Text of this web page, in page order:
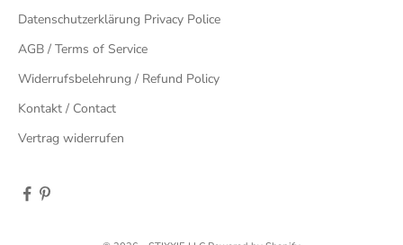
Datenschutzerklärung Privacy Police
AGB / Terms of Service
Widerrufsbelehrung / Refund Policy
Kontakt / Contact
Vertrag widerrufen